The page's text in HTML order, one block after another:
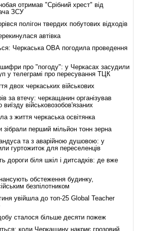
отримав "Срібний хрест" від
ЗСУ
полігон твердих побутових відходів
автівка
Черкаська ОВА погодила проведення
про "погоду": у Черкасах засудили
у телеграмі про пересування ТЦК
двох черкаських військових
за втечу: черкащанин організував
військовозобов'язаних
з життя черкаська освітянка
зібрали перший мільйон тонн зерна
та з аварійною душовою: у
гуртожиток для переселенців
дороги біля шкіл і дитсадків: де вже
обстеження будинку,
безпілотником
увійшла до топ-25 Global Teacher
сталося більше десяти пожеж
коли Черкащину накриє грозовий